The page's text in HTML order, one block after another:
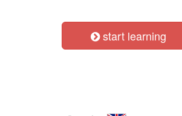
start learning